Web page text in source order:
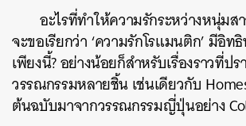
อะไรที่ทำให้ความรักระหว่างหนุ่มส
จะขอเรียกว่า ‘ความรักโรแมนติก’ มีอิ
เพียงนี้? อย่างน้อยก็สำหรับเรื่องราวที่ป
วรรณกรรมหลายชิ้น เช่นเดียวกับ
ต้นฉบับมาจากวรรณกรรมญี่ปุ่นอย่าง